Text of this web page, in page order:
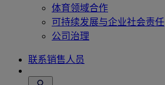
体育领域合作
可持续发展与企业社会责任
公司治理
联系销售人员